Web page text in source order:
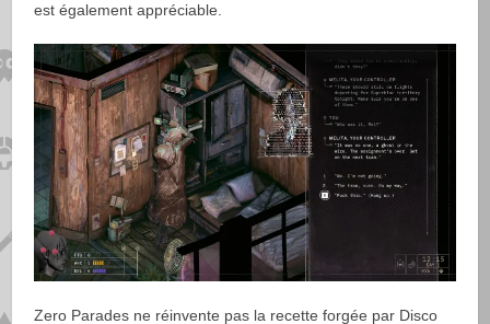
est également appréciable.
Zero Parades ne réinvente pas la recette forgée par Disco